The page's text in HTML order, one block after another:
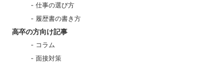
仕事の選び方
履歴書の書き方
高卒の方向け記事
コラム
面接対策